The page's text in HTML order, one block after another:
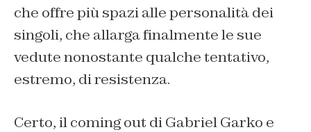
che offre più spazi alle personalità dei
singoli, che allarga finalmente le sue
vedute nonostante qualche tentativo,
estremo, di resistenza.
Certo, il coming out di Gabriel Garko e